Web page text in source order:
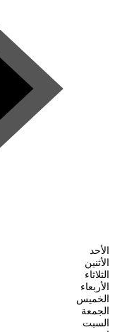
الأحد
الأثنين
الثلاثاء
الأربعاء
الخميس
الجمعة
السبت